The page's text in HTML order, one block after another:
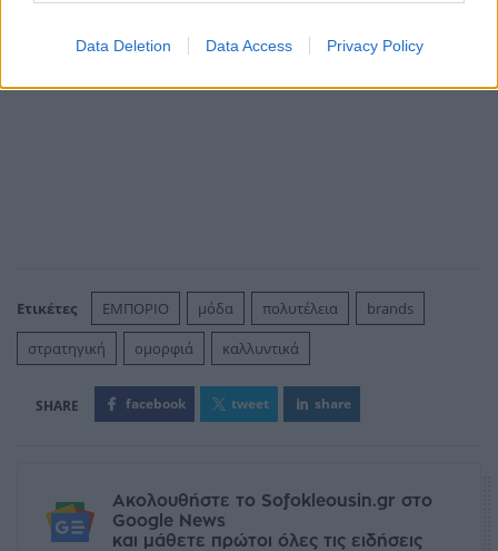
Data Deletion Data Access Privacy Policy
Ετικέτες ΕΜΠΟΡΙΟ μόδα πολυτέλεια
brands
στρατηγική
ομορφιά καλλυντικά
facebook tweet share
Ακολουθήστε το Sofokleousin.gr στο
Google News
και μάθετε πρώτοι όλες τις ειδήσεις